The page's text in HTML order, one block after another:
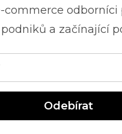
commerce odborníci
a začínající
Odebírat